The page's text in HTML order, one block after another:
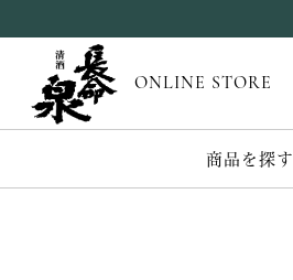
ONLINE STORE
商品を探す